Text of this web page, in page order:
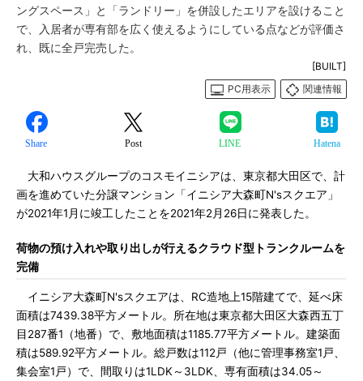
ングスペース」と「ランドリー」を併設したエリアを設けること
で、入居者が専有部を広く使えるようにしている点などが評価さ
れ、既に全戸完売した。
[BUILT]
PC用表示
関連情報
Share Post LINE Hatena
大和ハウスグループのコスモイニシアは、東京都大田区で、計
画を進めていた分譲マンション「イニシア大森町N'sスクエア」
が2021年1月に竣工したことを2021年2月26日に発表した。
荷物の預け入れや取り出しが行えるクラウド型トランクルームを
完備
イニシア大森町N'sスクエアは、RC造地上15階建てで、延べ床
面積は7439.38平方メートル。所在地は東京都大田区大森西五丁
目287番1（地番）で、敷地面積は1185.77平方メートル。建築面
積は589.92平方メートル。総戸数は112戸（他に管理事務室1戸、
集会室1戸）で、間取りは1LDK～3LDK、専有面積は34.05～